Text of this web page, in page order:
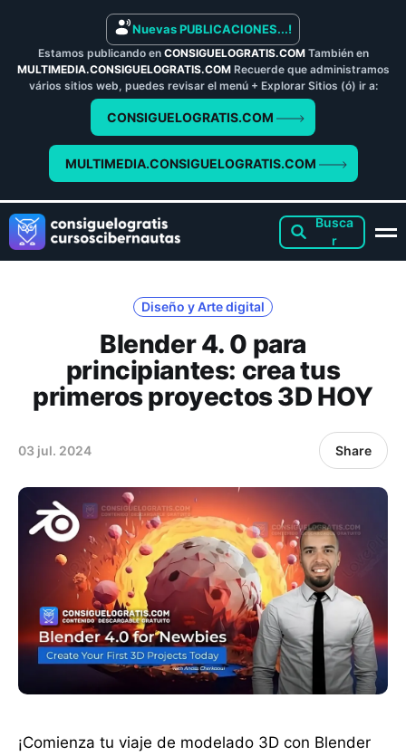
Nuevas PUBLICACIONES...!
Estamos publicando en CONSIGUELOGRATIS.COMTambién en
MULTIMEDIA.CONSIGUELOGRATIS.COMRecuerde que administramos
vários sitios web, puedes revisar el menú + Explorar Sitios (ó) ir a:
CONSIGUELOGRATIS.COM
MULTIMEDIA.CONSIGUELOGRATIS.COM
Diseño y Arte digital
Blender 4. 0 para
principiantes: crea tus
primeros proyectos 3D HOY
03 jul. 2024 Share
¡Comienza tu viaje de modelado 3D con Blender